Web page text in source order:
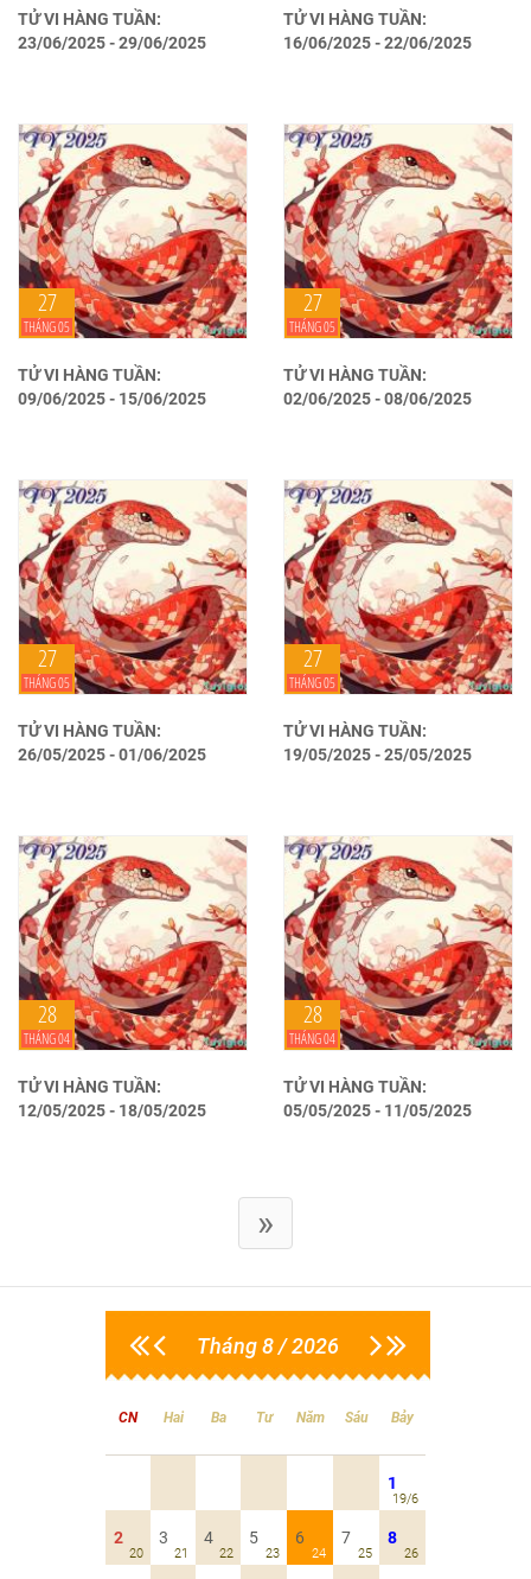
TỬ VI HÀNG TUẦN:
23/06/2025 - 29/06/2025
TỬ VI HÀNG TUẦN:
16/06/2025 - 22/06/2025
27
THÁNG 05
TỬ VI HÀNG TUẦN:
09/06/2025 - 15/06/2025
27
THÁNG 05
TỬ VI HÀNG TUẦN:
02/06/2025 - 08/06/2025
27
THÁNG 05
TỬ VI HÀNG TUẦN:
26/05/2025 - 01/06/2025
27
THÁNG 05
TỬ VI HÀNG TUẦN:
19/05/2025 - 25/05/2025
28
THÁNG 04
TỬ VI HÀNG TUẦN:
12/05/2025 - 18/05/2025
28
THÁNG 04
TỬ VI HÀNG TUẦN:
05/05/2025 - 11/05/2025
»
Tháng 8 / 2026
CN Hai Ba Tư Năm Sáu Bảy
1
19/6
2
20
3
21
4
22
5
23
6
24
7
25
8
26